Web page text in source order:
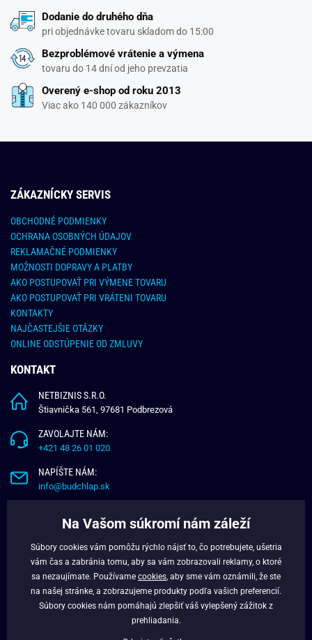
Dodanie do druhého dňa
pri objednávke tovaru skladom do 15:00
Bezproblémové vrátenie a výmena
tovaru do 14 dní od jeho prevzatia
Overený e-shop od roku 2013
Viac ako 140 000 zákazníkov
ZÁKAZNÍCKY SERVIS
OBCHODNÉ PODMIENKY
OCHRANA OSOBNÝCH ÚDAJOV
REKLAMAČNÉ PODMIENKY
MOŽNOSTI DOPRAVY A PLATBY
AKO POSTUPOVAŤ PRI VÝMENE TOVARU
AKO POSTUPOVAŤ PRI VRÁTENI TOVARU
KONTAKTY
NAJČASTEJŠIE OTÁZKY
ONLINE ODSTÚPENIE OD ZMLUVY
KONTAKT
NETBIZNIS S.R.O.
Štiavnička 561, 97681 Podbrezová
ZAVOLAJTE NÁM:
+421 48 26 01 020
NAPÍŠTE NÁM:
info@budchlap.sk
VERNOSTNÝ PROGRAM
FACEBOOK
Na Vašom súkromí nám záleží
Súbory cookies vám pomôžu rýchlo nájsť to, čo potrebujete, ušetria
vám čas a zabránia tomu, aby sa vám zobrazovali reklamy, o ktoré
sa nezaujímate. Používame cookies , aby sme vám oznámili, že ste
na našej stránke, a zobrazujeme produkty podľa vašich preferencií.
Súbory cookies nám pomáhajú zlepšiť váš vylepšený zážitok z
prehliadania.